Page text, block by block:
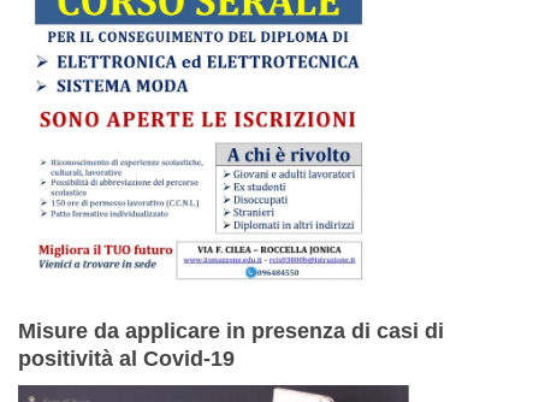
Misure da applicare in presenza di casi di
positività al Covid-19